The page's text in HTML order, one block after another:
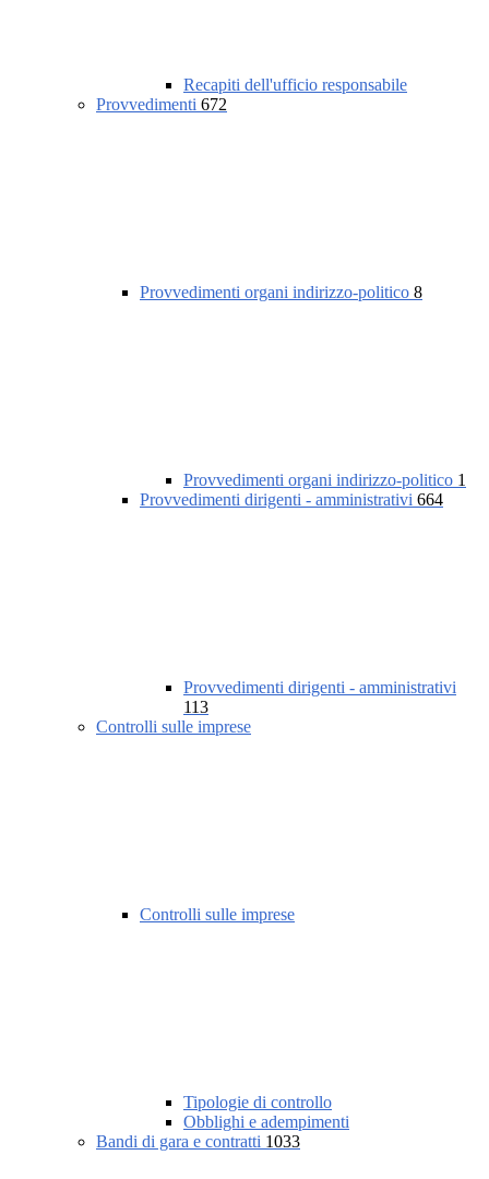
Recapiti dell'ufficio responsabile
Provvedimenti 672
Provvedimenti organi indirizzo-politico 8
Provvedimenti organi indirizzo-politico 1
Provvedimenti dirigenti - amministrativi 664
Provvedimenti dirigenti - amministrativi
113
Controlli sulle imprese
Controlli sulle imprese
Tipologie di controllo
Obblighi e adempimenti
Bandi di gara e contratti 1033